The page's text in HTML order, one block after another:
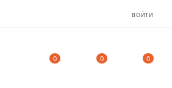
ВОЙТИ
0 0 0